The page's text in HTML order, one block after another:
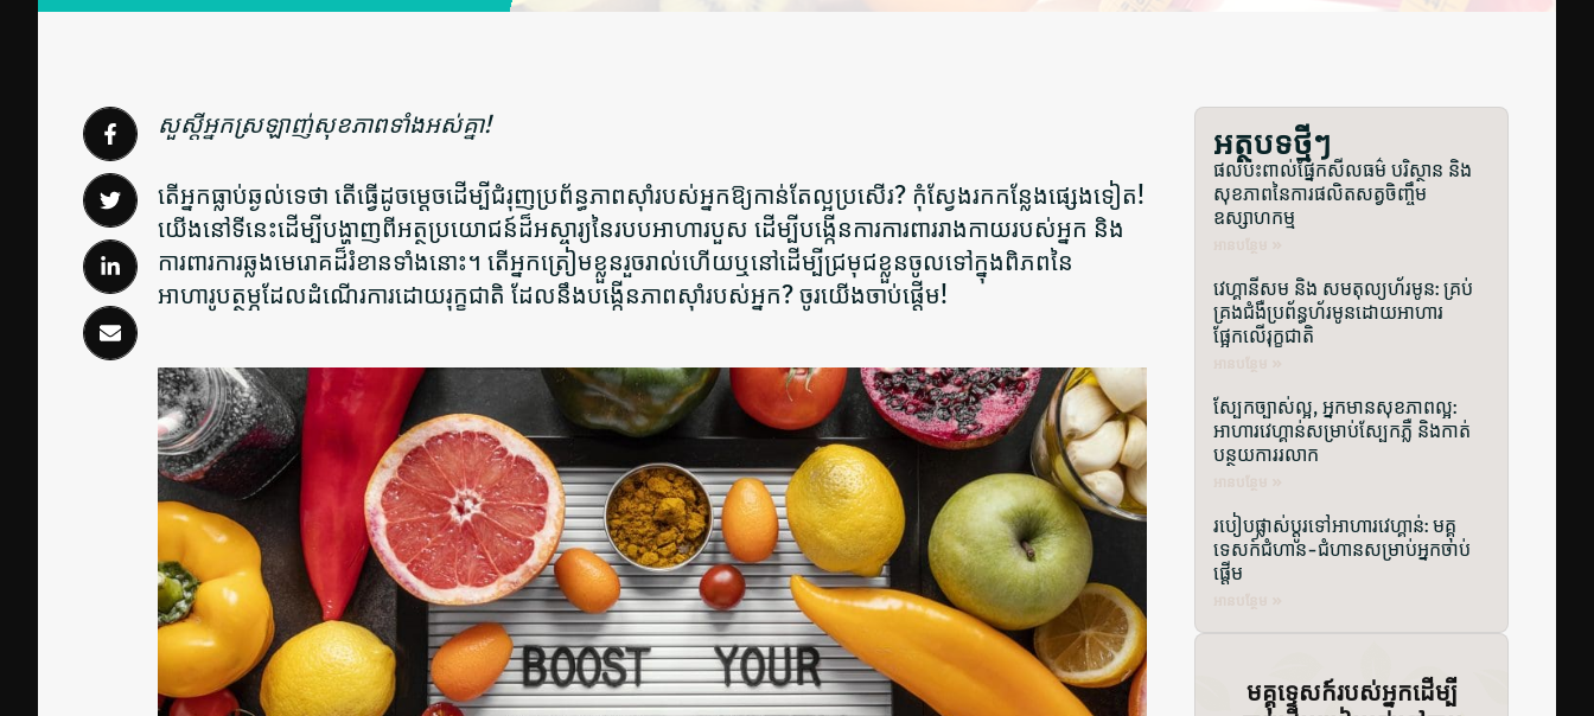
សួស្តីអ្នកស្រឡាញ់សុខភាពទាំងអស់គ្នា!
តើអ្នកធ្លាប់ឆ្ងល់ទេថា តើធ្វើដូចម្តេចដើម្បីជំរុញប្រព័ន្ធភាពស៊ាំរបស់អ្នកឱ្យកាន់តែល្អប្រសើរ? កុំស្វែងរកកន្លែងផ្សេងទៀត!
យើងនៅទីនេះដើម្បីបង្ហាញពីអត្ថប្រយោជន៍ដ៏អស្ចារ្យនៃរបបអាហារបួស ដើម្បីបង្កើនការការពាររាងកាយរបស់អ្នក និង
ការពារការឆ្លងមេរោគដ៏រំខានទាំងនោះ។ តើអ្នកត្រៀមខ្លួនរួចរាល់ហើយឬនៅដើម្បីជ្រមុជខ្លួនចូលទៅក្នុងពិភពនៃ
អាហារូបត្ថម្ភដែលដំណើរការដោយរុក្ខជាតិ ដែលនឹងបង្កើនភាពស៊ាំរបស់អ្នក? ចូរយើងចាប់ផ្តើម!
អត្ថបទថ្មីៗ
ផលប៉ះពាល់ផ្នែកសីលធម៌ បរិស្ថាន និង
សុខភាពនៃការផលិតសត្វចិញ្ចឹម
ឧស្សាហកម្ម
វេហ្គានីសម និង សមតុល្យហ័រមូន: គ្រប់
គ្រងជំងឺប្រព័ន្ធហ័រមូនដោយអាហារ
ផ្អែកលើរុក្ខជាតិ
ស្បែកច្បាស់ល្អ, អ្នកមានសុខភាពល្អ:
អាហារវេហ្គាន់សម្រាប់ស្បែកភ្លឺ និងកាត់
បន្ថយការរលាក
របៀបផ្លាស់ប្តូរទៅអាហារវេហ្គាន់: មគ្គុ
ទេសក៍ជំហាន-ជំហានសម្រាប់អ្នកចាប់
ផ្តើម
មគ្គុទ្ទេសក៍របស់អ្នកដើម្បី